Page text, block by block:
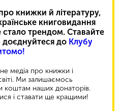
книжки й літературу,
книговидання
стало трендом. Ставайте
доєднуйтеся до Клубу
медіа про книжки і
Ми залишаємось
коштам наших донаторів.
і ставати ще кращими!